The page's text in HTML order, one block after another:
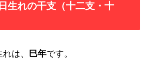
生れの干支（十二支・十
は、 巳年です。